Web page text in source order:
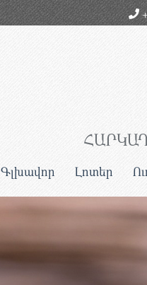
Գլխավոր Լոտեր